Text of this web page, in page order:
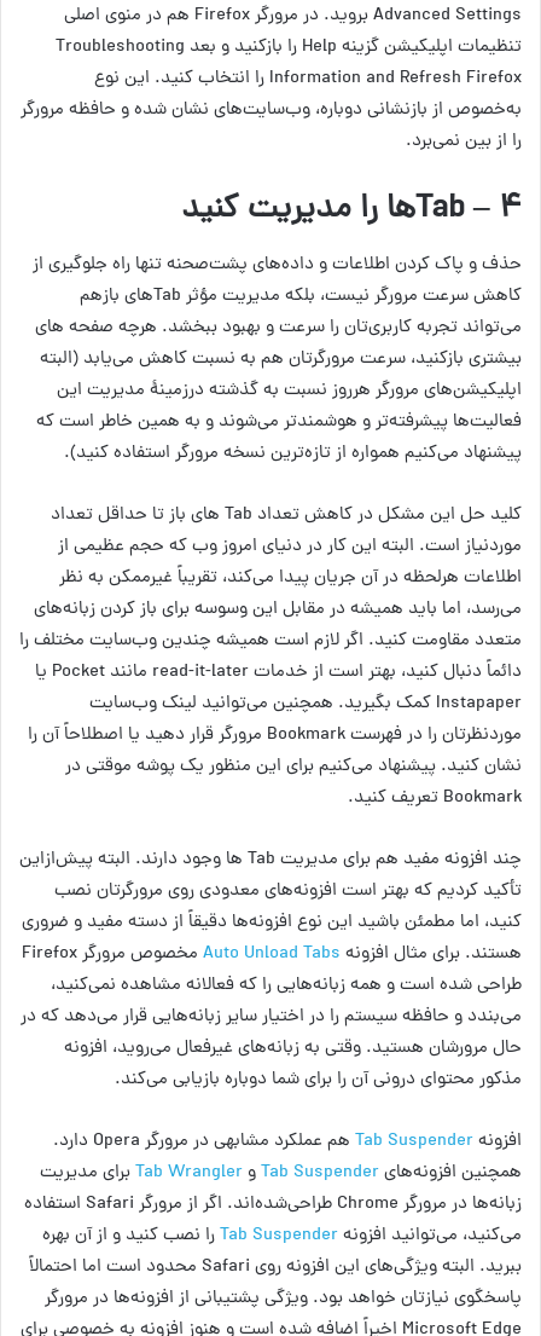
Advanced Settings بروید. در مرورگر Firefox هم در منوی اصلی
تنظیمات اپلیکیشن گزینه Help را بازکنید و بعد Troubleshooting
Information and Refresh Firefox را انتخاب کنید. این نوع
به‌خصوص از بازنشانی دوباره، وب‌سایت‌های نشان شده و حافظه مرورگر
را از بین نمی‌برد.
۴ – Tabها را مدیریت کنید
حذف و پاک کردن اطلاعات و داده‌های پشت‌صحنه تنها راه جلوگیری از
کاهش سرعت مرورگر نیست، بلکه مدیریت مؤثر Tabهای بازهم
می‌تواند تجربه کاربری‌تان را سرعت و بهبود ببخشد. هرچه صفحه های
بیشتری بازکنید، سرعت مرورگرتان هم به نسبت کاهش می‌یابد (البته
اپلیکیشن‌های مرورگر هرروز نسبت به گذشته درزمینهٔ مدیریت این
فعالیت‌ها پیشرفته‌تر و هوشمندتر می‌شوند و به همین خاطر است که
پیشنهاد می‌کنیم همواره از تازه‌ترین نسخه مرورگر استفاده کنید).
کلید حل این مشکل در کاهش تعداد Tab های باز تا حداقل تعداد
موردنیاز است. البته این کار در دنیای امروز وب‌ که حجم عظیمی از
اطلاعات هرلحظه در آن جریان پیدا می‌کند، تقریباً غیرممکن به‌ نظر
می‌رسد، اما باید همیشه در مقابل این وسوسه برای باز کردن زبانه‌های
متعدد مقاومت کنید. اگر لازم است همیشه چندین وب‌سایت مختلف را
دائماً دنبال کنید، بهتر است از خدمات read-it-later مانند Pocket یا
Instapaper کمک بگیرید. همچنین می‌توانید لینک وب‌سایت
موردنظرتان را در فهرست Bookmark مرورگر قرار دهید یا اصطلاحاً آن را
نشان کنید. پیشنهاد می‌کنیم برای این منظور یک پوشه موقتی در
Bookmark تعریف کنید.
چند افزونه مفید هم برای مدیریت Tab ها وجود دارند. البته پیش‌ازاین
تأکید کردیم که بهتر است افزونه‌های معدودی روی مرورگرتان نصب
کنید، اما مطمئن باشید این نوع افزونه‌ها دقیقاً از دسته مفید و ضروری
هستند. برای مثال افزونه Auto Unload Tabs
مخصوص مرورگر Firefox
طراحی شده است و همه زبانه‌هایی را که فعالانه مشاهده نمی‌کنید،
می‌بندد و حافظه سیستم را در اختیار سایر زبانه‌هایی قرار می‌دهد که در
حال مرورشان هستید. وقتی به زبانه‌های غیرفعال می‌روید، افزونه
مذکور محتوای درونی آن را برای شما دوباره بازیابی می‌کند.
افزونهTab Suspender
هم عملکرد مشابهی در مرورگر Opera دارد.
همچنین افزونه‌هایTab Suspenderو Tab Wranglerبرای مدیریت
زبانه‌ها در مرورگر Chrome طراحی‌شده‌اند. اگر از مرورگر Safari استفاده
می‌کنید، می‌توانید افزونهTab Suspenderرا نصب کنید و از آن بهره
ببرید. البته ویژگی‌های این افزونه روی Safari محدود است اما احتمالاً
پاسخگوی نیازتان خواهد بود. ویژگی پشتیبانی از افزونه‌ها در مرورگر
Microsoft Edge اخیراً اضافه شده است و هنوز افزونه به خصوصی برای